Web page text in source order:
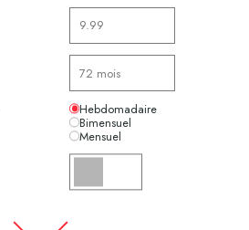
Hebdomadaire
Bimensuel
Mensuel